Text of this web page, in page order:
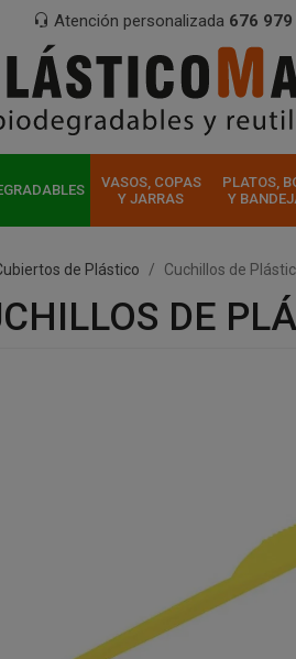
Atención personalizada 676 979
VASOS, COPAS
Y JARRAS
PLATOS,
Y
de Plástico Cuchillos de
DE